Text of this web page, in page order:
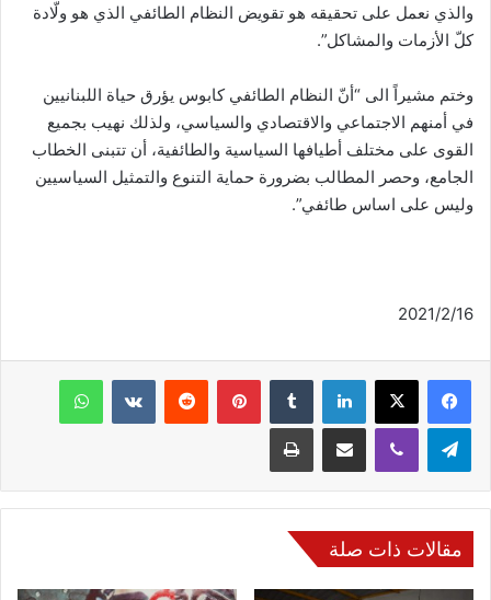
والذي نعمل على تحقيقه هو تقويض النظام الطائفي الذي هو ولّادة
كلّ الأزمات والمشاكل”.
وختم مشيراً الى “أنّ النظام الطائفي كابوس يؤرق حياة اللبنانيين
في أمنهم الاجتماعي والاقتصادي والسياسي، ولذلك نهيب بجميع
القوى على مختلف أطيافها السياسية والطائفية، أن تتبنى الخطاب
الجامع، وحصر المطالب بضرورة حماية التنوع والتمثيل السياسيين
وليس على اساس طائفي”.
2021/2/16
فيسبوك لينكدإن بينتيريست
مقالات ذات صلة